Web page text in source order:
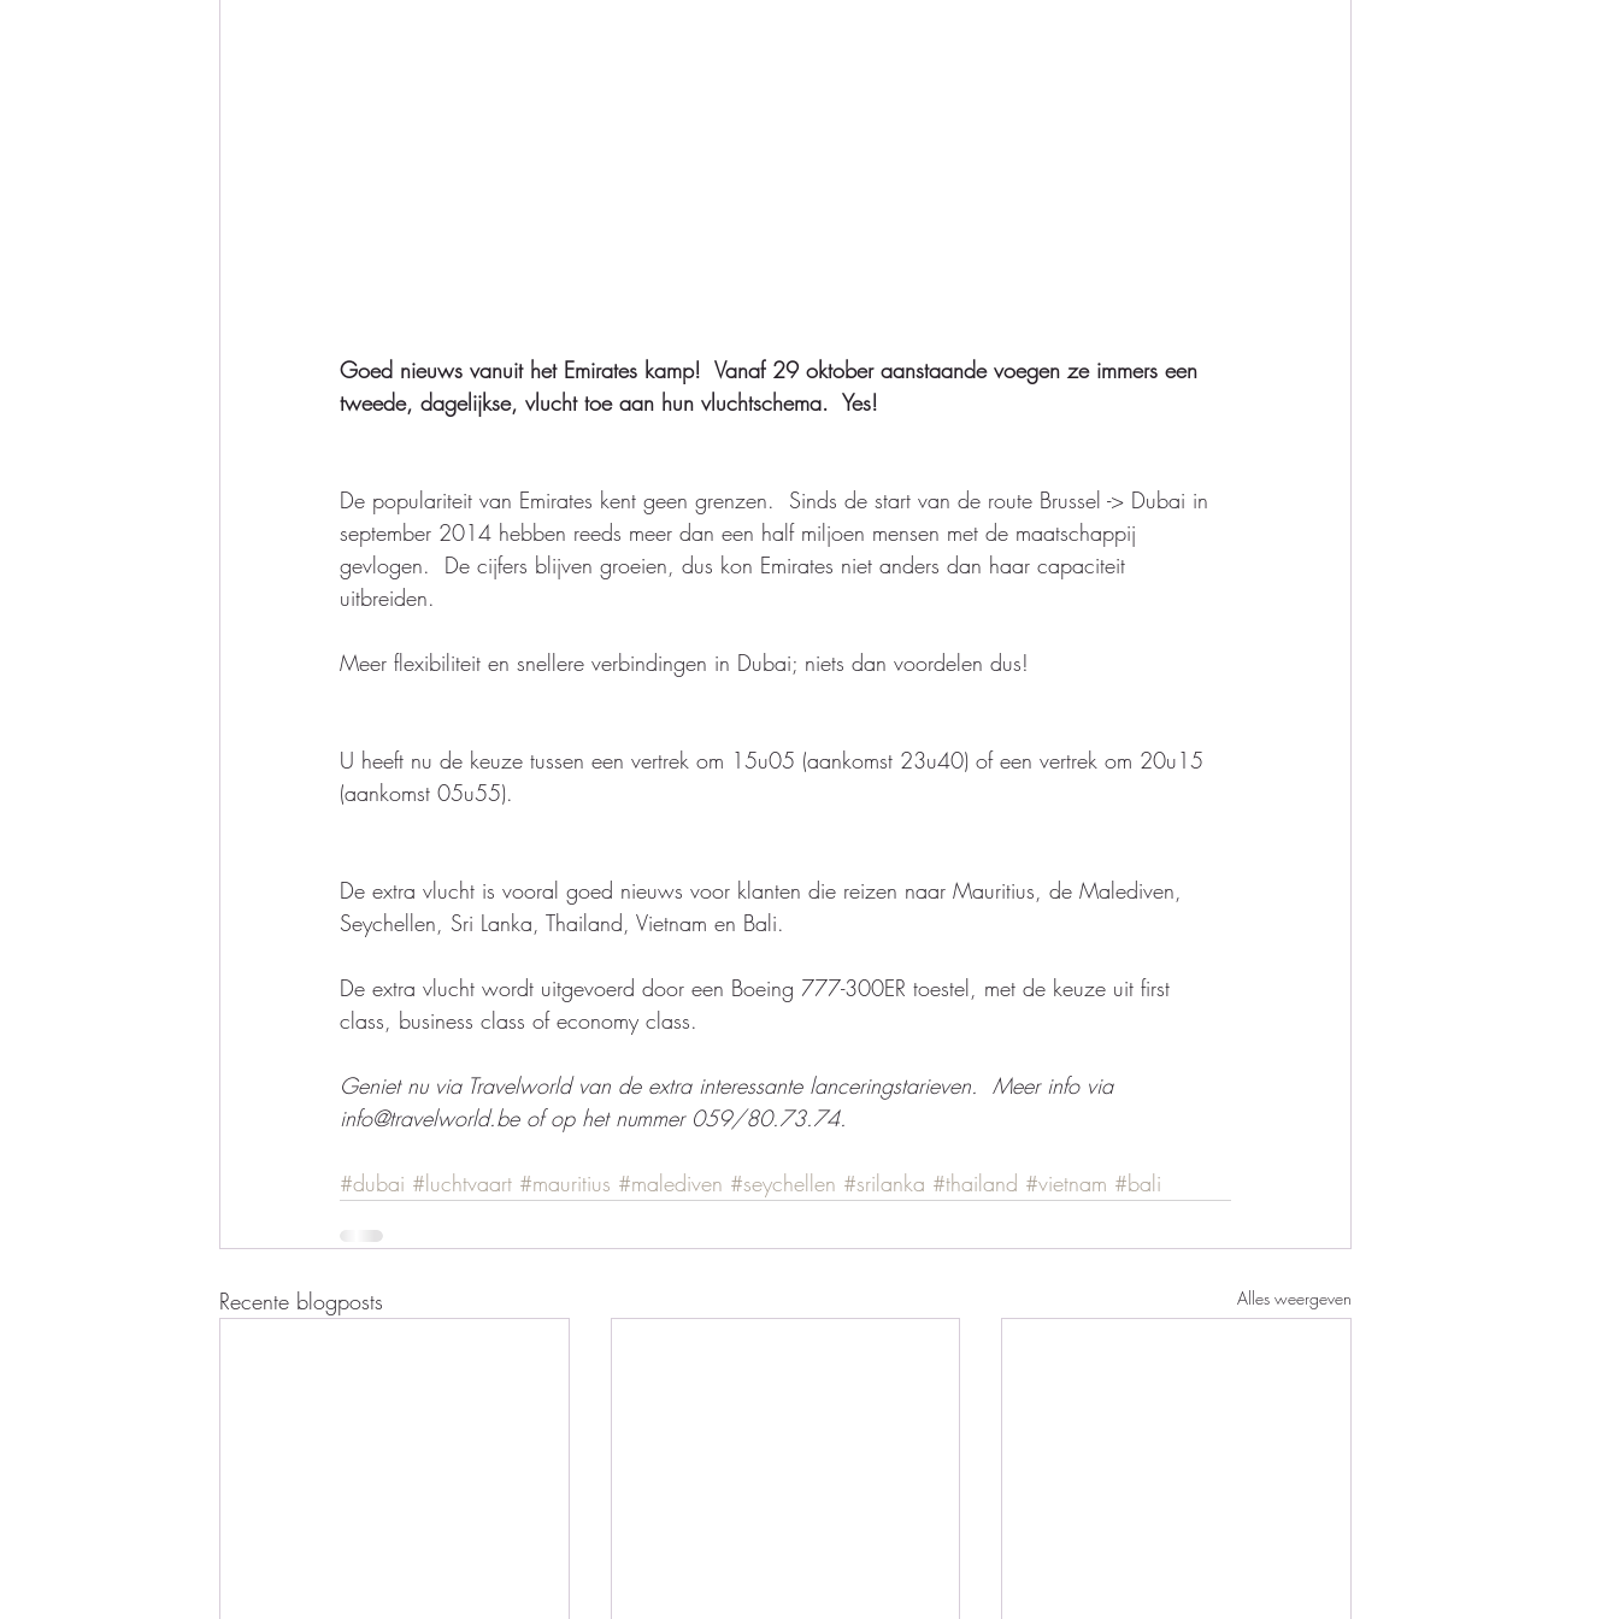
Goed nieuws vanuit het Emirates kamp!  Vanaf 29 oktober aanstaande voegen ze immers een
tweede, dagelijkse, vlucht toe aan hun vluchtschema.  Yes!
De populariteit van Emirates kent geen grenzen.  Sinds de start van de route Brussel -> Dubai in
september 2014 hebben reeds meer dan een half miljoen mensen met de maatschappij
gevlogen.  De cijfers blijven groeien, dus kon Emirates niet anders dan haar capaciteit
uitbreiden.
Meer flexibiliteit en snellere verbindingen in Dubai; niets dan voordelen dus!
U heeft nu de keuze tussen een vertrek om 15u05 (aankomst 23u40) of een vertrek om 20u15
(aankomst 05u55).
De extra vlucht is vooral goed nieuws voor klanten die reizen naar Mauritius, de Malediven,
Seychellen, Sri Lanka, Thailand, Vietnam en Bali.
De extra vlucht wordt uitgevoerd door een Boeing 777-300ER toestel, met de keuze uit first
class, business class of economy class.
Geniet nu via Travelworld van de extra interessante lanceringstarieven.  Meer info via
info@travelworld.be of op het nummer 059/80.73.74.
#dubai #luchtvaart #mauritius #malediven #seychellen #srilanka #thailand #vietnam #bali
Recente blogposts Alles weergeven